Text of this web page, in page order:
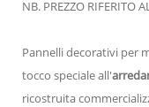
NB. PREZZO RIFERITO
Pannelli decorativi per
tocco speciale all'
ricostruita